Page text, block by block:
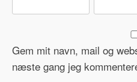
Gem mit navn, mail og
næste gang jeg